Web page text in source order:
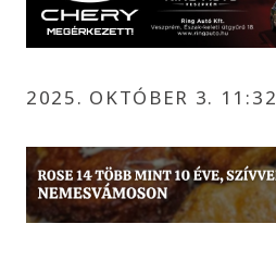
2025. OKTÓBER 3. 11:32